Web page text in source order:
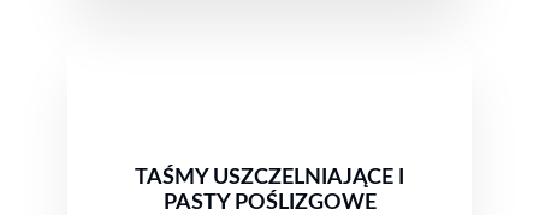
TAŚMY USZCZELNIAJĄCE I
PASTY POŚLIZGOWE